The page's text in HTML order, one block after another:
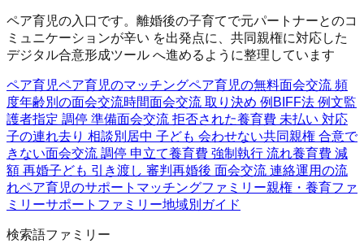
ペア育児の入口です。離婚後の子育てで元パートナーとのコ
ミュニケーションが辛い を出発点に、共同親権に対応した
デジタル合意形成ツール へ進めるように整理しています
ペア育児ペア育児のマッチングペア育児の無料面会交流 頻
度年齢別の面会交流時間面会交流 取り決め 例 BIFF法 例文監
護者指定 調停 準備面会交流 拒否された養育費 未払い 対応
子の連れ去り 相談別居中 子ども 会わせない共同親権 合意で
きない面会交流 調停 申立て養育費 強制執行 流れ養育費 減
額 再婚子ども 引き渡し 審判 再婚後 面会交流 連絡運用の流
れペア育児のサポート マッチングファミリー親権・養育ファ
ミリーサポートファミリー地域別ガイド
検索語ファミリー